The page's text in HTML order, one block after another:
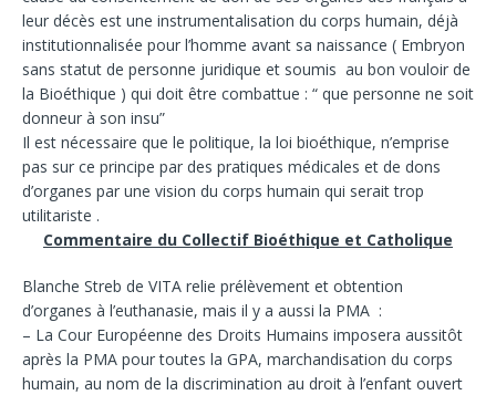
leur décès est une instrumentalisation du corps humain, déjà
institutionnalisée pour l’homme avant sa naissance ( Embryon
sans statut de personne juridique et soumis au bon vouloir de
la Bioéthique ) qui doit être combattue : “ que personne ne soit
donneur à son insu”
Il est nécessaire que le politique, la loi bioéthique, n’emprise
pas sur ce principe par des pratiques médicales et de dons
d’organes par une vision du corps humain qui serait trop
utilitariste .
Commentaire du Collectif Bioéthique et Catholique
Blanche Streb de VITA relie prélèvement et obtention
d’organes à l’euthanasie, mais il y a aussi la PMA :
– La Cour Européenne des Droits Humains imposera aussitôt
après la PMA pour toutes la GPA, marchandisation du corps
humain, au nom de la discrimination au droit à l’enfant ouvert